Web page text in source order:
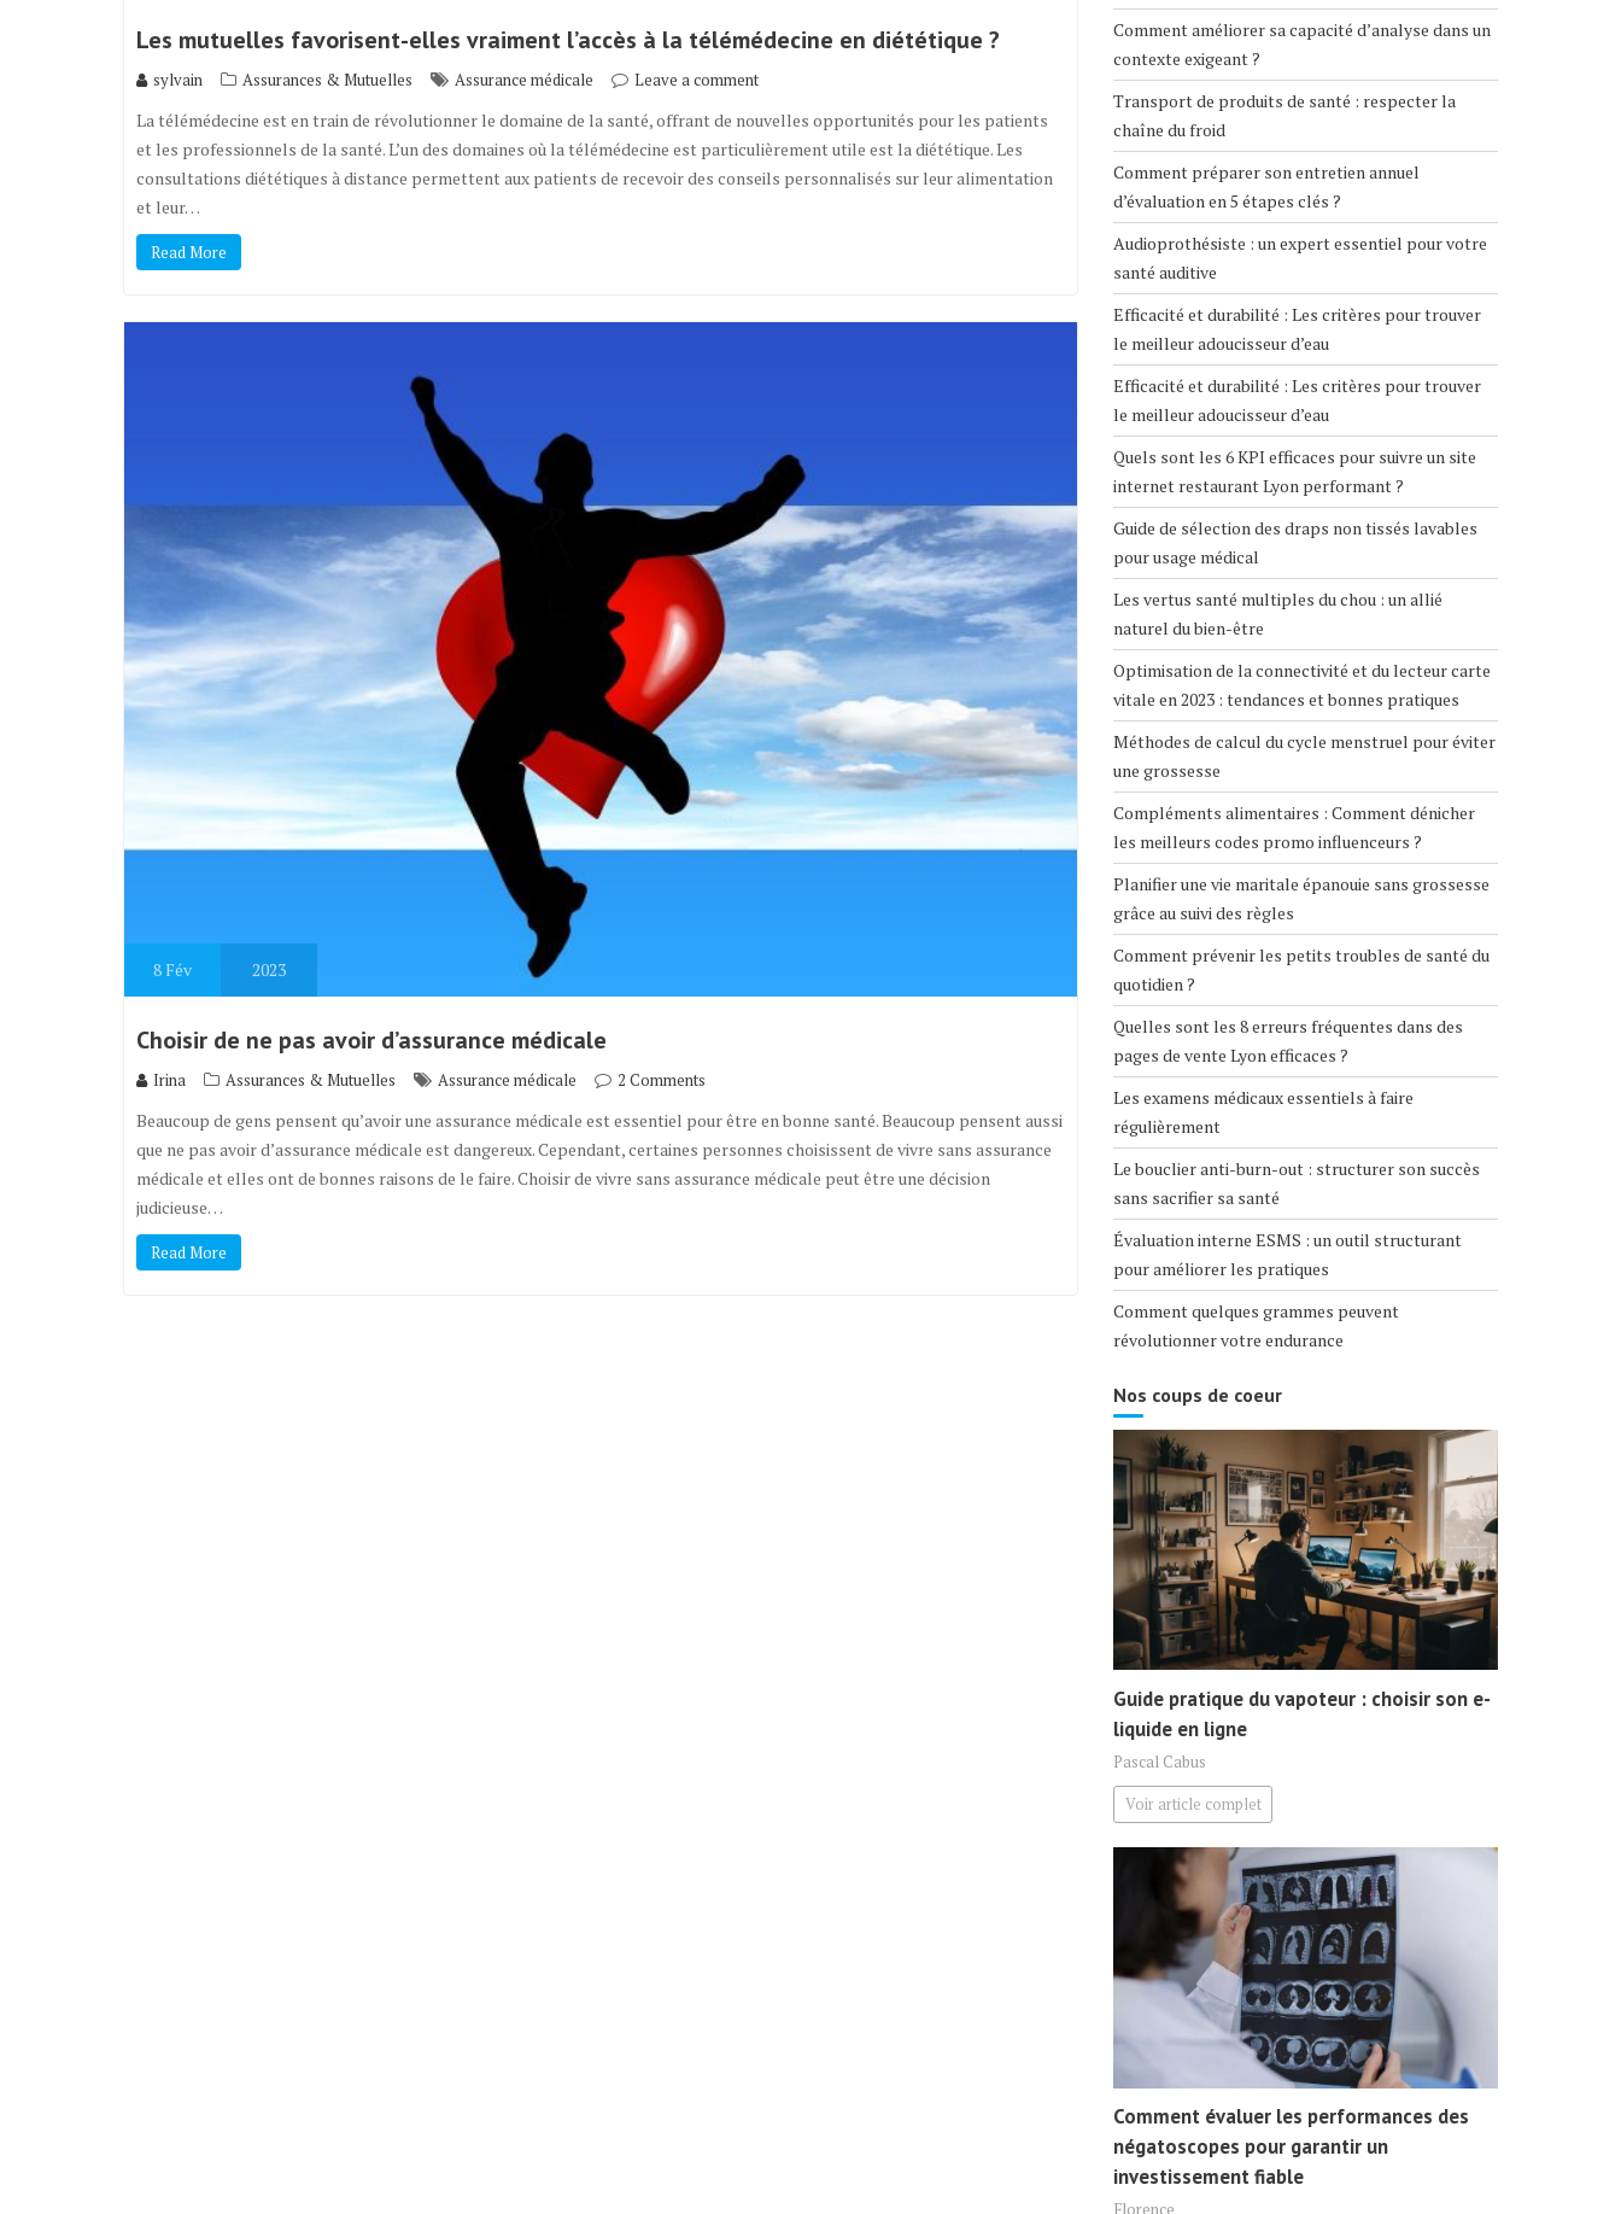
Les mutuelles favorisent-elles vraiment l’accès à la télémédecine en diététique ?
sylvain Assurances & Mutuelles Assurance médicale Leave a comment
La télémédecine est en train de révolutionner le domaine de la santé, offrant de nouvelles opportunités pour les patients
et les professionnels de la santé. L’un des domaines où la télémédecine est particulièrement utile est la diététique. Les
consultations diététiques à distance permettent aux patients de recevoir des conseils personnalisés sur leur alimentation
et leur…
Read More
8 Fév 2023
Choisir de ne pas avoir d’assurance médicale
Irina Assurances & Mutuelles Assurance médicale 2 Comments
Beaucoup de gens pensent qu’avoir une assurance médicale est essentiel pour être en bonne santé. Beaucoup pensent aussi
que ne pas avoir d’assurance médicale est dangereux. Cependant, certaines personnes choisissent de vivre sans assurance
médicale et elles ont de bonnes raisons de le faire. Choisir de vivre sans assurance médicale peut être une décision
judicieuse…
Read More
Comment améliorer sa capacité d’analyse dans un
contexte exigeant ?
Transport de produits de santé : respecter la
chaîne du froid
Comment préparer son entretien annuel
d’évaluation en 5 étapes clés ?
Audioprothésiste : un expert essentiel pour votre
santé auditive
Efficacité et durabilité : Les critères pour trouver
le meilleur adoucisseur d’eau
Efficacité et durabilité : Les critères pour trouver
le meilleur adoucisseur d’eau
Quels sont les 6 KPI efficaces pour suivre un site
internet restaurant Lyon performant ?
Guide de sélection des draps non tissés lavables
pour usage médical
Les vertus santé multiples du chou : un allié
naturel du bien-être
Optimisation de la connectivité et du lecteur carte
vitale en 2023 : tendances et bonnes pratiques
Méthodes de calcul du cycle menstruel pour éviter
une grossesse
Compléments alimentaires : Comment dénicher
les meilleurs codes promo influenceurs ?
Planifier une vie maritale épanouie sans grossesse
grâce au suivi des règles
Comment prévenir les petits troubles de santé du
quotidien ?
Quelles sont les 8 erreurs fréquentes dans des
pages de vente Lyon efficaces ?
Les examens médicaux essentiels à faire
régulièrement
Le bouclier anti-burn-out : structurer son succès
sans sacrifier sa santé
Évaluation interne ESMS : un outil structurant
pour améliorer les pratiques
Comment quelques grammes peuvent
révolutionner votre endurance
Nos coups de coeur
Guide pratique du vapoteur : choisir son e-
liquide en ligne
Pascal Cabus
Voir article complet
Comment évaluer les performances des
négatoscopes pour garantir un
investissement fiable